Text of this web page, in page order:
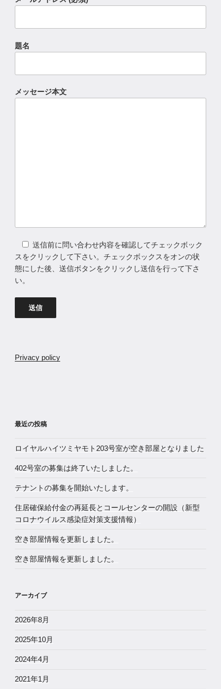
題名
メッセージ本文
送信前に問い合わせ内容を確認してチェックボック
スをクリックして下さい。チェックボックスをオンの状
態にした後、送信ボタンをクリックし送信を行って下さ
い。
Privacy policy
最近の投稿
ロイヤルハイツミヤモト203号室が空き部屋となりました
402号室の募集は終了いたしました。
テナントの募集を開始いたします。
住居確保給付金の再延長とコールセンターの開設（新型
コロナウイルス感染症対策支援情報）
空き部屋情報を更新しました。
空き部屋情報を更新しました。
アーカイブ
2026年8月
2025年10月
2024年4月
2021年1月